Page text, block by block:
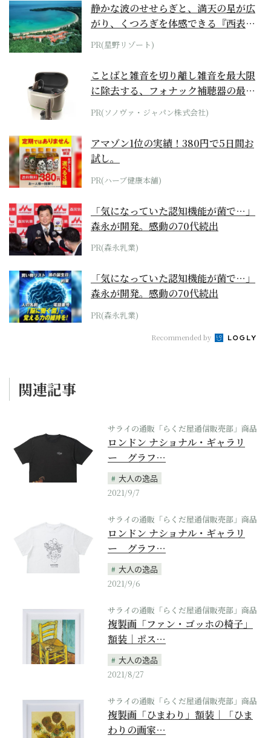
静かな波のせせらぎと、満天の星が広
がり、くつろぎを体感できる『西表島
ホテル by...
PR(星野リゾート)
ことばと雑音を切り離し雑音を最大限
に除去する、フォナック補聴器の最上
位モデル
PR(ソノヴァ・ジャパン株式会社)
アマゾン1位の実績！380円で5日間お
試し。
PR(ハーブ健康本舗)
「気になっていた認知機能が菌で…」
森永が開発。感動の70代続出
PR(森永乳業)
「気になっていた認知機能が菌で…」
森永が開発。感動の70代続出
PR(森永乳業)
Recommended by
関連記事
サライの通販「らくだ屋通信販売部」商品
ロンドン ナショナル・ギャラリ
ー グラフ…
大人の逸品
2021/9/7
サライの通販「らくだ屋通信販売部」商品
ロンドン ナショナル・ギャラリ
ー グラフ…
大人の逸品
2021/9/6
サライの通販「らくだ屋通信販売部」商品
複製画「ファン・ゴッホの椅子」
額装｜ポス…
大人の逸品
2021/8/27
サライの通販「らくだ屋通信販売部」商品
複製画「ひまわり」額装｜「ひま
わりの画家…